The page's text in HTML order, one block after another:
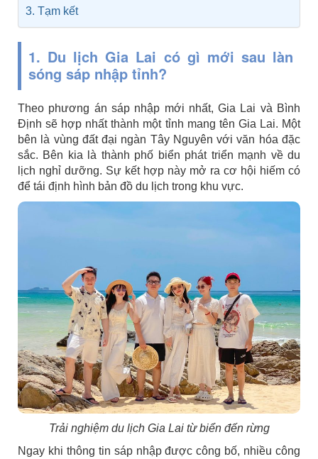
3. Tạm kết
1. Du lịch Gia Lai có gì mới sau làn
sóng sáp nhập tỉnh?
Theo phương án sáp nhập mới nhất, Gia Lai và Bình
Định sẽ hợp nhất thành một tỉnh mang tên Gia Lai. Một
bên là vùng đất đại ngàn Tây Nguyên với văn hóa đặc
sắc. Bên kia là thành phố biển phát triển mạnh về du
lịch nghỉ dưỡng. Sự kết hợp này mở ra cơ hội hiếm có
để tái định hình bản đồ du lịch trong khu vực.
Trải nghiệm du lịch Gia Lai từ biển đến rừng
Ngay khi thông tin sáp nhập được công bố, nhiều công